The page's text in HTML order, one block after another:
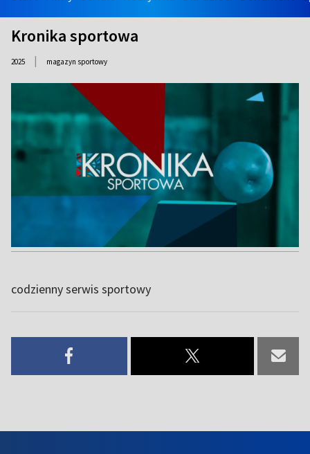
Kronika sportowa
2025 | magazyn sportowy
codzienny serwis sportowy